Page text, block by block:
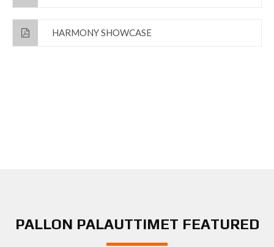
HARMONY SHOWCASE
PALLON PALAUTTIMET FEATURED